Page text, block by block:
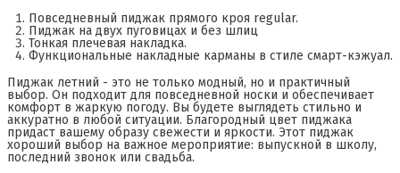
Повседневный пиджак прямого кроя regular.
Пиджак на двух пуговицах и без шлиц
Тонкая плечевая накладка.
Функциональные накладные карманы в стиле смарт-кэжуал.
Пиджак летний - это не только модный, но и практичный
выбор. Он подходит для повседневной носки и обеспечивает
комфорт в жаркую погоду. Вы будете выглядеть стильно и
аккуратно в любой ситуации. Благородный цвет пиджака
придаст вашему образу свежести и яркости. Этот пиджак
хороший выбор на важное мероприятие: выпускной в школу,
последний звонок или свадьба.